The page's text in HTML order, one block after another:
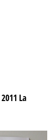
2011 La